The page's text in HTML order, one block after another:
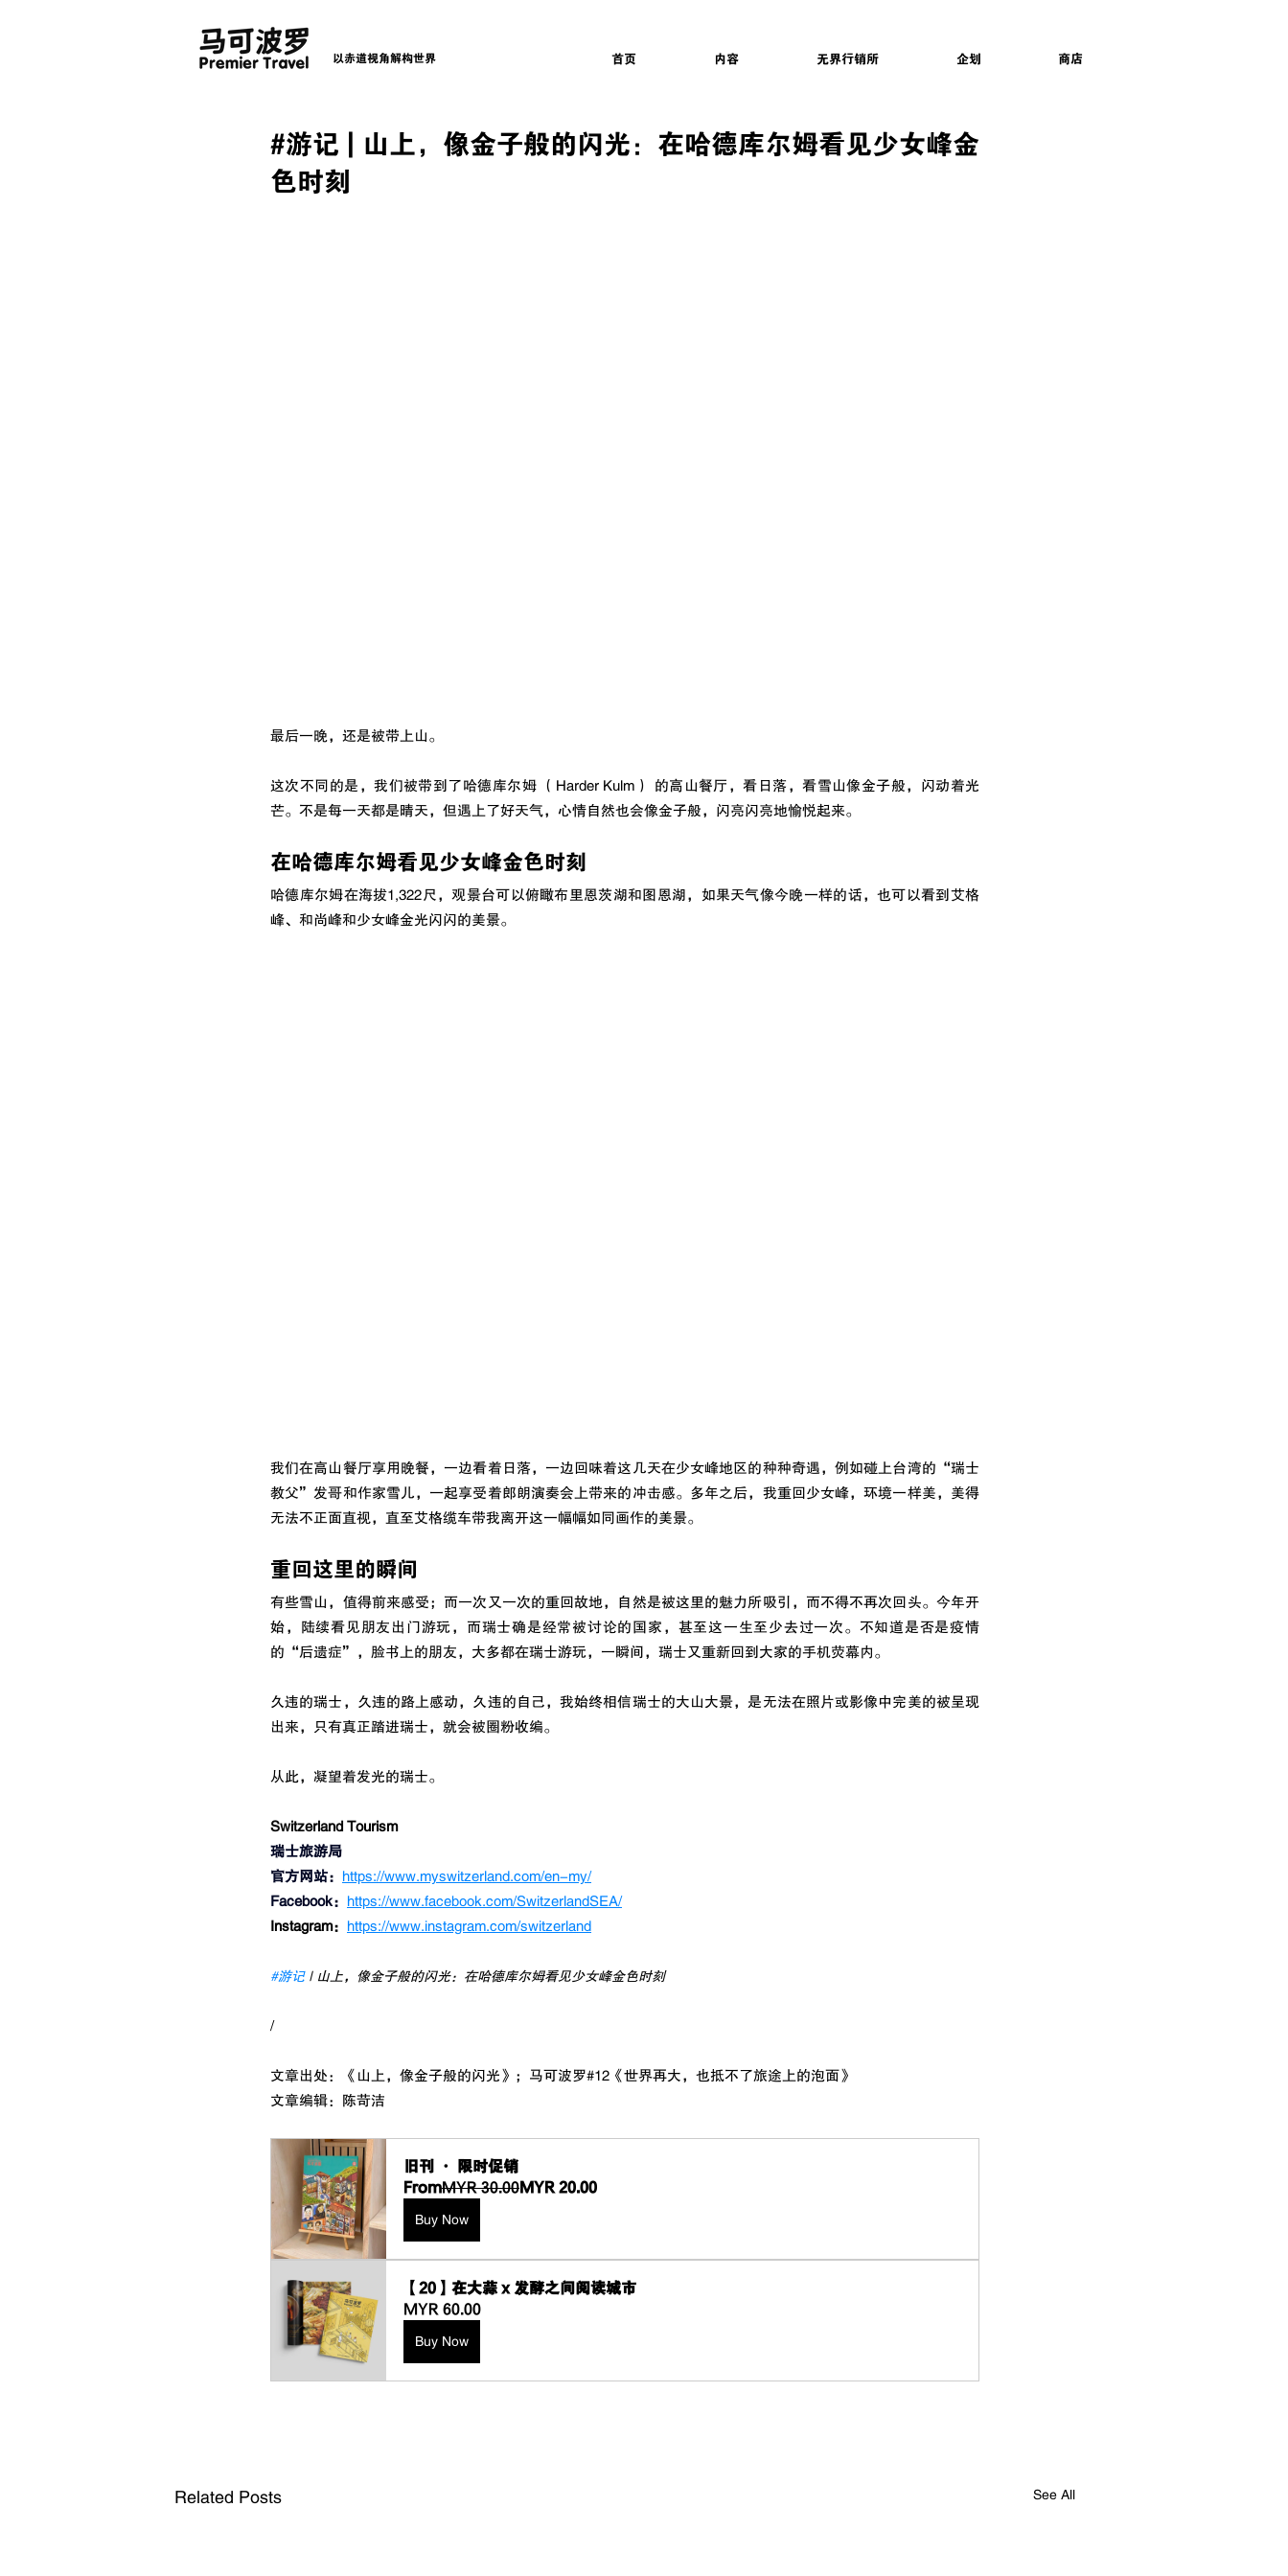
以赤道视角解构世界 首页 内容 无界行销所 企划 商店
#游记 | 山上，像金子般的闪光：在哈德库尔姆看见少女峰金
色时刻
最后一晚，还是被带上山。
这次不同的是，我们被带到了哈德库尔姆 （Harder Kulm） 的高山餐厅，看日落，看雪山像金子般，闪动着光
芒。不是每一天都是晴天，但遇上了好天气，心情自然也会像金子般，闪亮闪亮地愉悦起来。
在哈德库尔姆看见少女峰金色时刻
哈德库尔姆在海拔1,322尺，观景台可以俯瞰布里恩茨湖和图恩湖，如果天气像今晚一样的话，也可以看到艾格
峰、和尚峰和少女峰金光闪闪的美景。
我们在高山餐厅享用晚餐，一边看着日落，一边回味着这几天在少女峰地区的种种奇遇，例如碰上台湾的“瑞士
教父”发哥和作家雪儿，一起享受着郎朗演奏会上带来的冲击感。多年之后，我重回少女峰，环境一样美，美得
无法不正面直视，直至艾格缆车带我离开这一幅幅如同画作的美景。
重回这里的瞬间
有些雪山，值得前来感受；而一次又一次的重回故地，自然是被这里的魅力所吸引，而不得不再次回头。今年开
始，陆续看见朋友出门游玩，而瑞士确是经常被讨论的国家，甚至这一生至少去过一次。不知道是否是疫情
的“后遗症”，脸书上的朋友，大多都在瑞士游玩，一瞬间，瑞士又重新回到大家的手机荧幕内。
久违的瑞士，久违的路上感动，久违的自己，我始终相信瑞士的大山大景，是无法在照片或影像中完美的被呈现
出来，只有真正踏进瑞士，就会被圈粉收编。
从此，凝望着发光的瑞士。
Switzerland Tourism
瑞士旅游局
官方网站： https://www.myswitzerland.com/en-my/
Facebook： https://www.facebook.com/SwitzerlandSEA/
Instagram： https://www.instagram.com/switzerland
#游记 | 山上，像金子般的闪光：在哈德库尔姆看见少女峰金色时刻
/
文章出处：《山上， 像金子般的闪光 》；马可波罗#12《世界再大，也抵不了旅途上的泡面》
文章编辑：陈苛洁
旧刊 · 限时促销
FromMYR 30.00MYR 20.00
Buy Now
【20】在大蒜 x 发酵之间阅读城市
MYR 60.00
Buy Now
Related Posts See All